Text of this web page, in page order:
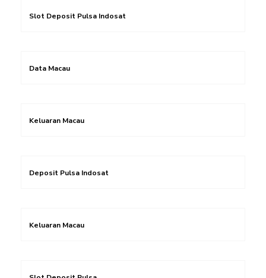
Slot Deposit Pulsa Indosat
Data Macau
Keluaran Macau
Deposit Pulsa Indosat
Keluaran Macau